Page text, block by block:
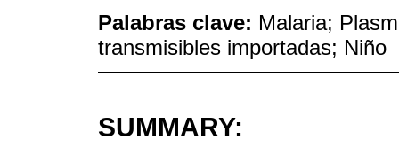
Palabras clave: Malaria;
transmisibles importadas; Niño
SUMMARY: